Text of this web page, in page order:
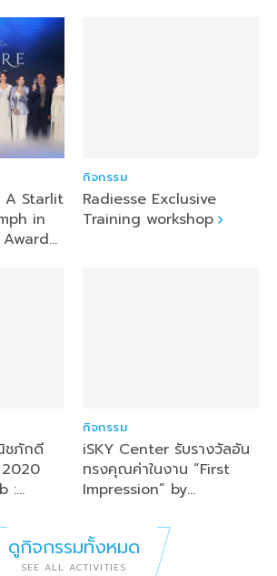
A Starlit
in
กิจกรรม
Radiesse Exclusive
Training workshop
ชภักดี
2020
:
ดใช้
กิจกรรม
iSKY Center รับรางวัลอัน
ทรงคุณค่าในงาน “First
Impression” by
Chain Clinic :The icon
Galderma Award 2021
ดูกิจกรรมทั้งหมด
SEE ALL ACTIVITIES